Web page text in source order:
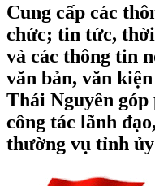
Cung cấp các
chức; tin tức,
và các thông tin
văn bản, văn
Thái Nguyên góp
công tác lãnh
thường vụ tỉnh